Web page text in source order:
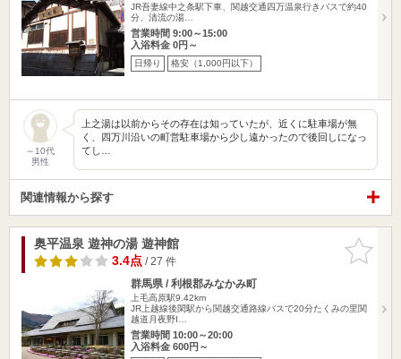
JR吾妻線中之条駅下車、関越交通四万温泉行きバスで約40
分、清流の湯…
営業時間 9:00～15:00
入浴料金 0円～
日帰り 格安（1,000円以下）
～10代
男性
上之湯は以前からその存在は知っていたが、近くに駐車場が無
く、四万川沿いの町営駐車場から少し遠かったので後回しになっ
てし…
関連情報から探す
お気に入
りに追加
奥平温泉 遊神の湯 遊神館
3.4点/ 27 件
群馬県 / 利根郡みなかみ町
上毛高原駅9.42km
JR上越線後閑駅から関越交通路線バスで20分たくみの里関
越道月夜野I…
営業時間 10:00～20:00
入浴料金 600円～